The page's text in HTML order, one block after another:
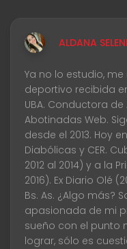
ALDANA
Ya no lo estudio, me
deportivo recibida
UBA. Conductora
Abotinadas Web.
desde el 2013. Hoy
Diabólicas y CER.
2012 al 2014) y a la
2016). Ex Diario Olé
Bs. As. ¿Algo más?
apasionada de mi
sueño con el punto
lograr, sólo es